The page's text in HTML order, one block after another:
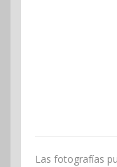
Las fotografías